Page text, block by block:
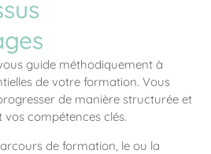
guide méthodiquement à
de votre formation. Vous
de manière structurée et
compétences clés.
de formation, le ou la